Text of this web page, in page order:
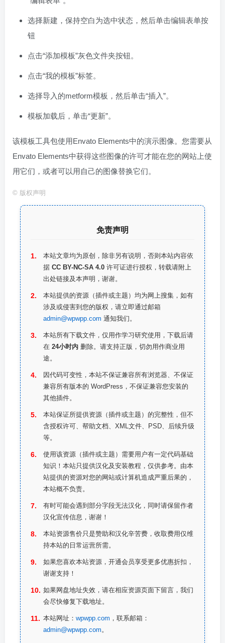
选择新建，保持空白为选中状态，然后单击编辑表单按
钮
点击“添加模板”灰色文件夹按钮。
点击“我的模板”标签。
选择导入的metform模板，然后单击“插入”。
模板加载后，单击“更新”。
该模板工具包使用Envato Elements中的演示图像。您需要从
Envato Elements中获得这些图像的许可才能在您的网站上使
用它们，或者可以用自己的图像替换它们。
© 版权声明
免责声明
本站文章均为原创，除非另有说明，否则本站内容依
据 CC BY-NC-SA 4.0 许可证进行授权，转载请附上
出处链接及本声明，谢谢。
本站提供的资源（插件或主题）均为网上搜集，如有
涉及或侵害到您的版权，请立即通过邮箱
admin@wpwpp.com 通知我们。
本站所有下载文件，仅用作学习研究使用，下载后请
在 24小时内 删除。请支持正版，切勿用作商业用
途。
因代码可变性，本站不保证兼容所有浏览器、不保证
兼容所有版本的 WordPress，不保证兼容您安装的
其他插件。
本站保证所提供资源（插件或主题）的完整性，但不
含授权许可、帮助文档、XML文件、PSD、后续升级
等。
使用该资源（插件或主题）需要用户有一定代码基础
知识！本站只提供汉化及安装教程，仅供参考。由本
站提供的资源对您的网站或计算机造成严重后果的，
本站概不负责。
有时可能会遇到部分字段无法汉化，同时请保留作者
汉化宣传信息，谢谢！
本站资源售价只是赞助和汉化辛苦费，收取费用仅维
持本站的日常运营所需。
如果您喜欢本站资源，开通会员享受更多优惠折扣，
谢谢支持！
如果网盘地址失效，请在相应资源页面下留言，我们
会尽快修复下载地址。
本站网址： wpwpp.com ，联系邮箱：
admin@wpwpp.com 。